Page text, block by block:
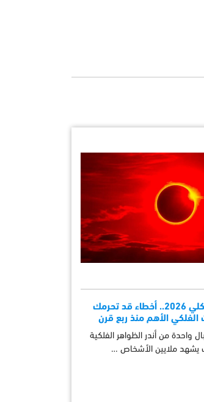
كسوف الشمس الكلي 2026.. أخطاء قد تحرمك
الأهم منذ ربع قرن
واحدة من أندر الظواهر الفلكية
يشهد ملايين الأشخاص …